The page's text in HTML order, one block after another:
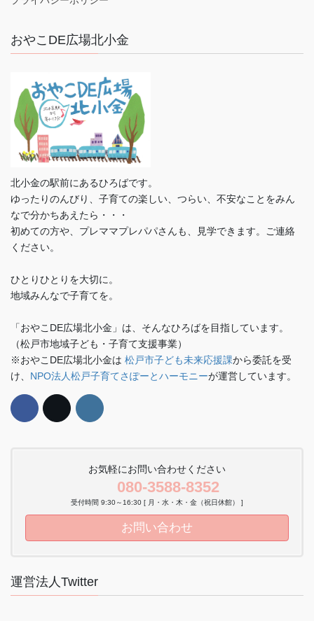
おやこDE広場北小金
北小金の駅前にあるひろばです。
ゆったりのんびり、子育ての楽しい、つらい、不安なことをみん
なで分かちあえたら・・・
初めての方や、プレママプレパパさんも、見学できます。ご連絡
ください。
ひとりひとりを大切に。
地域みんなで子育てを。
「おやこDE広場北小金」は、そんなひろばを目指しています。
（松戸市地域子ども・子育て支援事業）
※おやこDE広場北小金は 松戸市子ども未来応援課から委託を受
け、 NPO法人松戸子育てさぽーとハーモニーが運営しています。
お気軽にお問い合わせください
080-3588-8352
受付時間 9:30～16:30 [ 月・水・木・金（祝日休館） ]
お問い合わせ
運営法人Twitter